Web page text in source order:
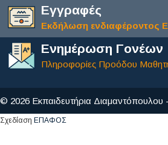
Εγγραφές
Εκδήλωση ενδιαφέροντος
Ενημέρωση Γονέων
Πληροφορίες Προόδου
© 2026 Εκπαιδευτήρια
Σχεδίαση ΕΠΑΦΟΣ